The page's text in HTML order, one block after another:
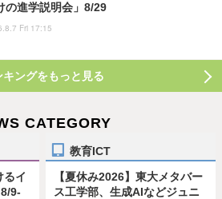
の進学説明会」8/29
Fri 17:15
キングをもっと見る
CATEGORY
るイ
9-
教育ICT
【夏休み2026】東大メタバー
ス工学部、生成AIなどジュニ